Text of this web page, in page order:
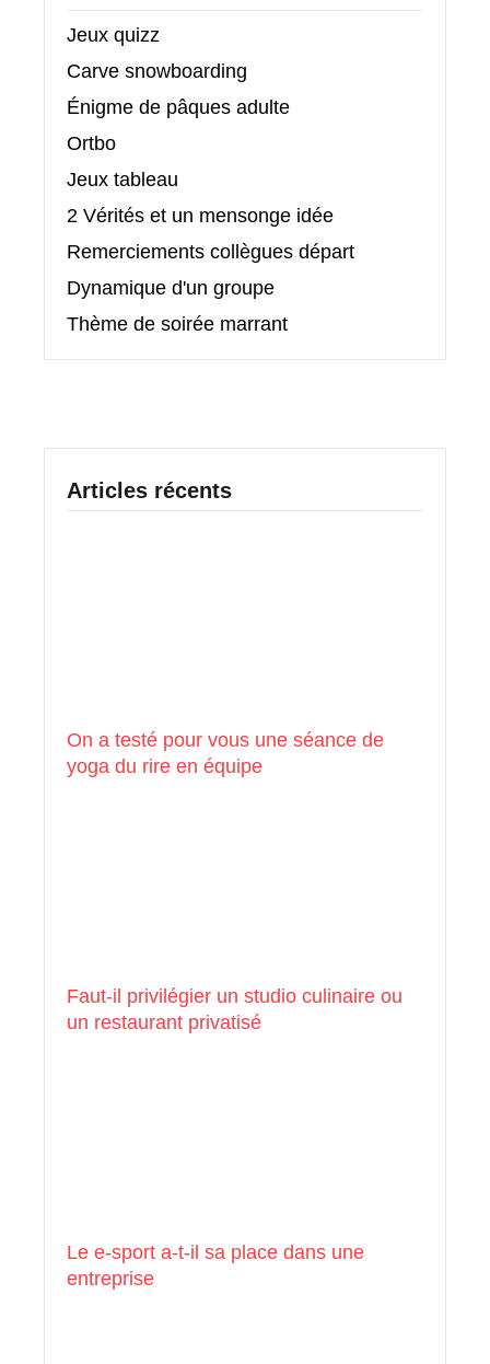
Jeux quizz
Carve snowboarding
Énigme de pâques adulte
Ortbo
Jeux tableau
2 Vérités et un mensonge idée
Remerciements collègues départ
Dynamique d'un groupe
Thème de soirée marrant
Articles récents
On a testé pour vous une séance de
yoga du rire en équipe
Faut-il privilégier un studio culinaire ou
un restaurant privatisé
Le e-sport a-t-il sa place dans une
entreprise